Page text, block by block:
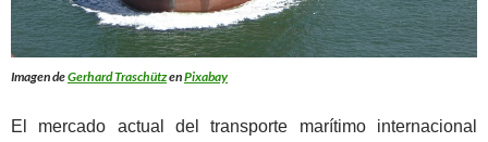
Imagen deGerhard TraschützenPixabay
El mercado actual del transporte marítimo internacional